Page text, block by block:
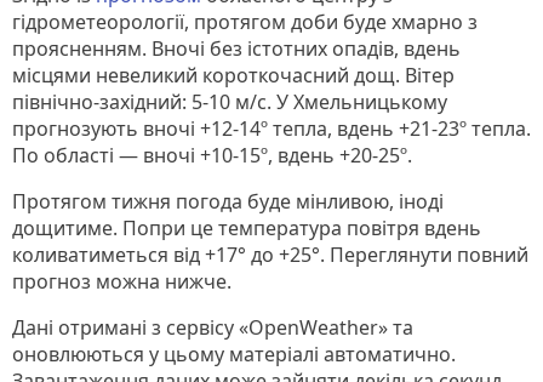
гідрометеорології, протягом доби буде хмарно з
проясненням. Вночі без істотних опадів, вдень
місцями невеликий короткочасний дощ. Вітер
північно-західний: 5-10 м/с. У Хмельницькому
прогнозують вночі +12-14º тепла, вдень +21-23º тепла.
По області — вночі +10-15º, вдень +20-25º.
Протягом тижня погода буде мінливою, іноді
дощитиме. Попри це температура повітря вдень
коливатиметься від +17° до +25°. Переглянути повний
прогноз можна нижче.
Дані отримані з сервісу «OpenWeather» та
оновлюються у цьому матеріалі автоматично.